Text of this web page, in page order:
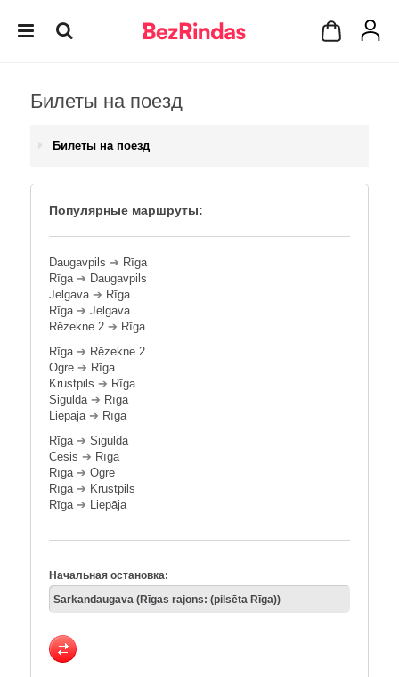
Билеты на поезд
Билеты на поезд
Популярные маршруты:
Daugavpils ➔ Rīga
Rīga➔ Daugavpils
Jelgava➔ Rīga
Rīga➔ Jelgava
Rēzekne 2 ➔ Rīga
Rīga➔ Rēzekne 2
Ogre ➔ Rīga
Krustpils ➔ Rīga
Sigulda➔ Rīga
Liepāja➔ Rīga
Rīga➔ Sigulda
Cēsis ➔ Rīga
Rīga➔ Ogre
Rīga➔ Krustpils
Rīga➔ Liepāja
Начальная остановка: